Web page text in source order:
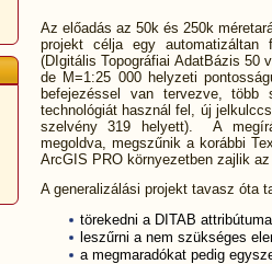
Az előadás az 50k és 250k
projekt célja egy automatizáltan
(DIgitális Topográfiai AdatBázis 50
de M=1:25 000 helyzeti
befejezéssel van tervezve,
technológiát használ fel, új
szelvény 319 helyett). A
megoldva, megszűnik a korábbi
ArcGIS PRO környezetben zajlik
A generalizálási projekt tavasz óta
törekedni a DITAB
leszűrni a nem szükséges
a megmaradókat pedig